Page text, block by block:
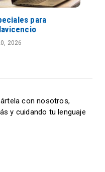
para
2026
con nosotros,
y cuidando tu lenguaje